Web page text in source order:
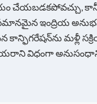
చేయబడకపోవచ్చు,
ఇంద్రియ
కాన్ఫిగరేషన్‌ను మళ్లీ
విధంగా